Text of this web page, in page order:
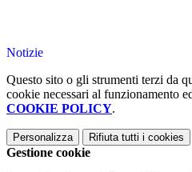
Notizie
Questo sito o gli strumenti terzi da
cookie necessari al funzionamento
COOKIE POLICY.
Personalizza Rifiuta tutti i cookies
Gestione cookie